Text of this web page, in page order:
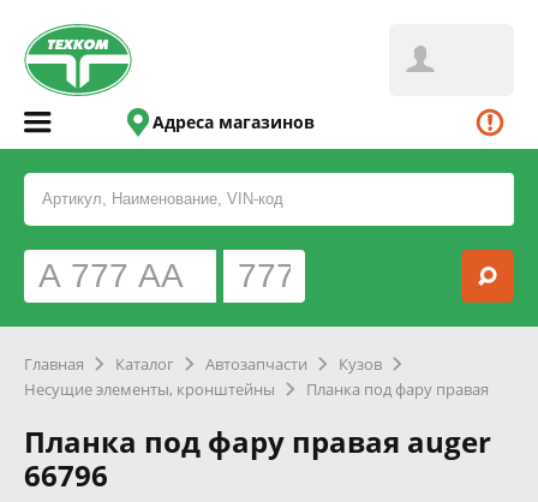
Адреса магазинов
Главная Каталог Автозапчасти
Кузов
Несущие элементы, кронштейны
Планка под фару правая
Планка под фару правая auger
66796